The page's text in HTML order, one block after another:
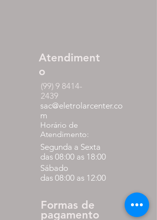
Atendiment
o
(99) 9 8414-
2439
sac@eletrolarcenter.co
m
Horário de
Atendimento:
Segunda a Sexta
das 08:00 as 18:00
Sábado
das 08:00 as 12:00
Formas de
pagamento